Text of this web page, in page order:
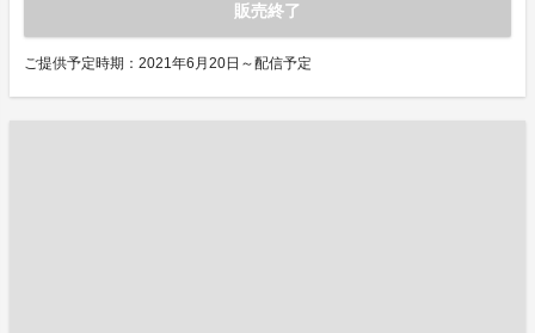
販売終了
ご提供予定時期：2021年6月20日～配信予定